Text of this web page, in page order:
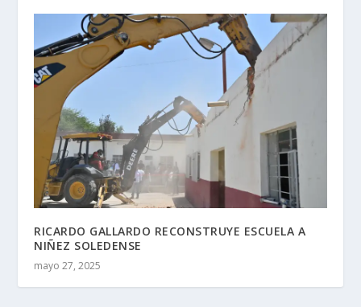
RICARDO GALLARDO RECONSTRUYE ESCUELA A
NIÑEZ SOLEDENSE
mayo 27, 2025